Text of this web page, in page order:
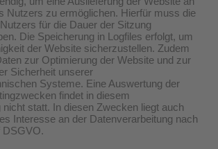
Nutzers zu ermöglichen. Hierfür muss die
für die Dauer der Sitzung
Die Speicherung in Logfiles erfolgt, um
der Website sicherzustellen. Zudem
zur Optimierung der Website und zur
Sicherheit unserer
Systeme. Eine Auswertung der
findet in diesem
statt. In diesen Zwecken liegt auch
Interesse an der Datenverarbeitung nach
DSGVO.